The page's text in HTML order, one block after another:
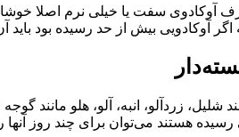
سفت یا خیلی نرم اصلا
آوکادویی بیش از حد رسیده بود باید
شلیل، زردآلو، انبه، آلو، هلو
رسیده هستند می‌توان برای چند روز